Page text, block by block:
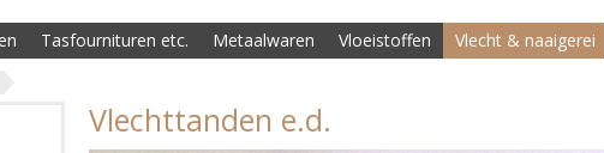
Tasfournituren etc. Metaalwaren Vloeistoffen Vlecht & naaigerei
Vlechttanden e.d.